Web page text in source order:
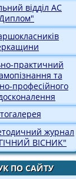
відділ АС
практичний
та
професійного
журнал
ВІСНИК"
ПО САЙТУ